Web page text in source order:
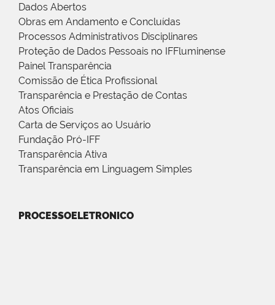
Dados Abertos
Obras em Andamento e Concluídas
Processos Administrativos Disciplinares
Proteção de Dados Pessoais no IFFluminense
Painel Transparência
Comissão de Ética Profissional
Transparência e Prestação de Contas
Atos Oficiais
Carta de Serviços ao Usuário
Fundação Pró-IFF
Transparência Ativa
Transparência em Linguagem Simples
PROCESSOELETRONICO